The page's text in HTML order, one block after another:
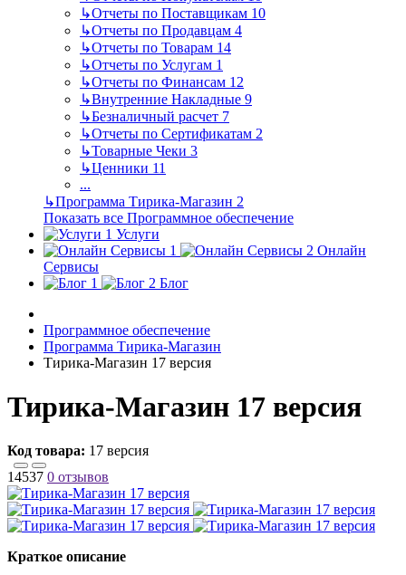
↳Отчеты по Поставщикам 10
↳Отчеты по Продавцам 4
↳Отчеты по Товарам 14
↳Отчеты по Услугам 1
↳Отчеты по Финансам 12
↳Внутренние Накладные 9
↳Безналичный расчет 7
↳Отчеты по Сертификатам 2
↳Товарные Чеки 3
↳Ценники 11
...
↳Программа Тирика-Магазин 2
Показать все Программное обеспечение
Услуги
Онлайн
Сервисы
Блог
Программное обеспечение
Программа Тирика-Магазин
Тирика-Магазин 17 версия
Тирика-Магазин 17 версия
Код товара: 17 версия
14537 0 отзывов
Краткое описание